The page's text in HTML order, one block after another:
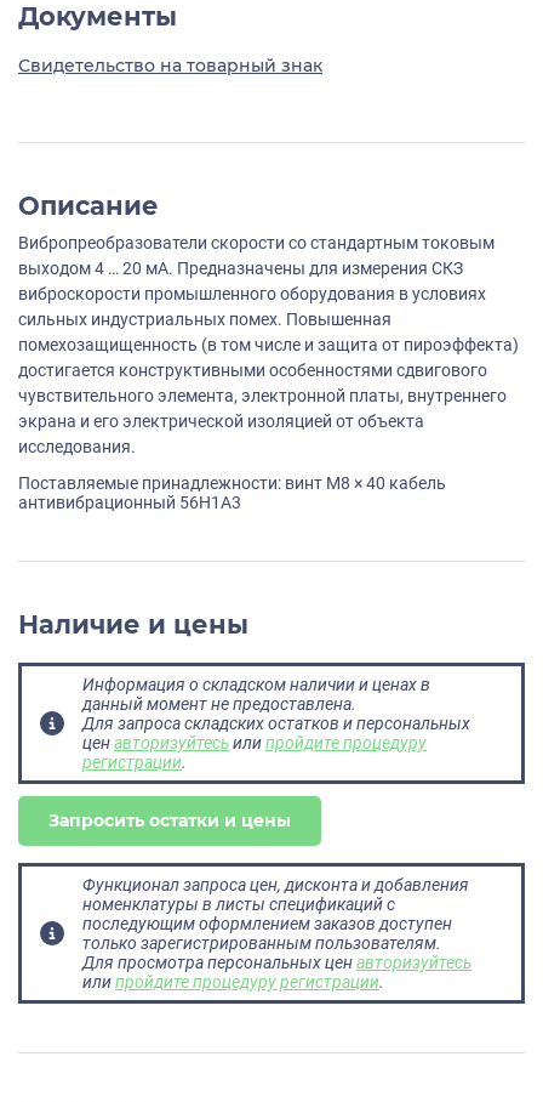
Документы
Свидетельство на товарный знак
Описание
Вибропреобразователи скорости со стандартным токовым
выходом 4 … 20 мА. Предназначены для измерения СКЗ
виброскорости промышленного оборудования в условиях
сильных индустриальных помех. Повышенная
помехозащищенность (в том числе и защита от пироэффекта)
достигается конструктивными особенностями сдвигового
чувствительного элемента, электронной платы, внутреннего
экрана и его электрической изоляцией от объекта
исследования.
Поставляемые принадлежности: винт M8 × 40 кабель
антивибрационный 56H1A3
Наличие и цены
Информация о складском наличии и ценах в
данный момент не предоставлена.
Для запроса складских остатков и персональных
ценавторизуйтесьилипройдите процедуру
регистрации.
Запросить остатки и цены
Функционал запроса цен, дисконта и добавления
номенклатуры в листы спецификаций с
последующим оформлением заказов доступен
только зарегистрированным пользователям.
Для просмотра персональных ценавторизуйтесь
илипройдите процедуру регистрации.